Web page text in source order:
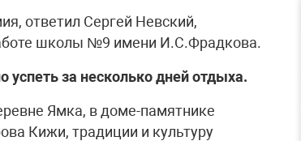
ответил Сергей Невский,
школы №9 имени И.С.Фрадкова.
за несколько дней отдыха.
Ямка, в доме-памятнике
Кижи, традиции и культуру